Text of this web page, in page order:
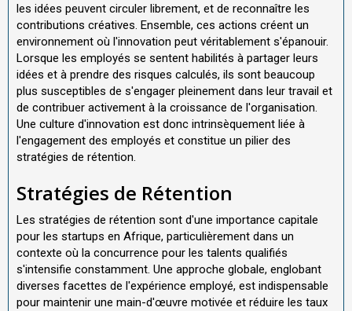
les idées peuvent circuler librement, et de reconnaître les
contributions créatives. Ensemble, ces actions créent un
environnement où l'innovation peut véritablement s'épanouir.
Lorsque les employés se sentent habilités à partager leurs
idées et à prendre des risques calculés, ils sont beaucoup
plus susceptibles de s'engager pleinement dans leur travail et
de contribuer activement à la croissance de l'organisation.
Une culture d'innovation est donc intrinsèquement liée à
l'engagement des employés et constitue un pilier des
stratégies de rétention.
Stratégies de Rétention
Les stratégies de rétention sont d'une importance capitale
pour les startups en Afrique, particulièrement dans un
contexte où la concurrence pour les talents qualifiés
s'intensifie constamment. Une approche globale, englobant
diverses facettes de l'expérience employé, est indispensable
pour maintenir une main-d'œuvre motivée et réduire les taux